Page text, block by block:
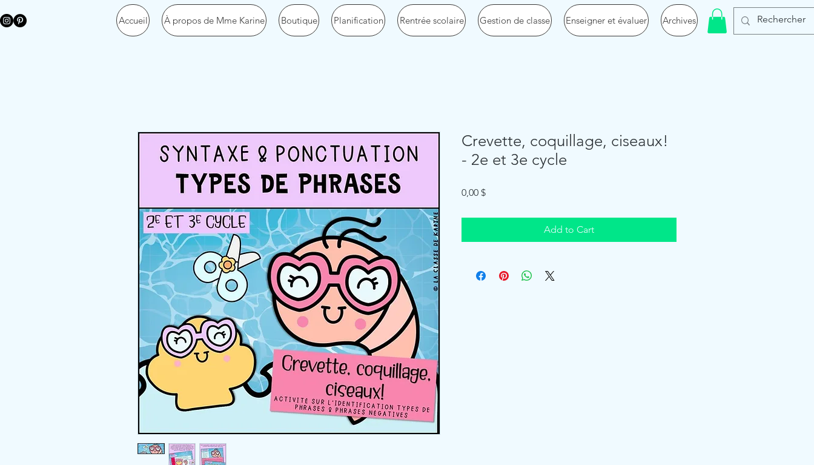
Accueil À propos de Mme Karine Boutique Planification Rentrée scolaire Gestion de classe Enseigner et évaluer Archives
Crevette, coquillage, ciseaux!
- 2e et 3e cycle
0,00 $Price
Add to Cart